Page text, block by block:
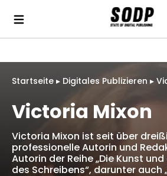
Startseite ▸ Digitales Publizieren ▸
Victoria Mixon
Victoria Mixon ist seit über
professionelle Autorin und
Autorin der Reihe „Die Kunst
des Schreibens“, darunter auch